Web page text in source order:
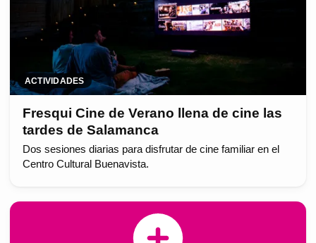
ACTIVIDADES
Fresqui Cine de Verano llena de cine las
tardes de Salamanca
Dos sesiones diarias para disfrutar de cine familiar en el
Centro Cultural Buenavista.